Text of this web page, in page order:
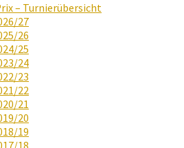
– Turnierübersicht
27
26
25
24
23
22
21
20
19
18